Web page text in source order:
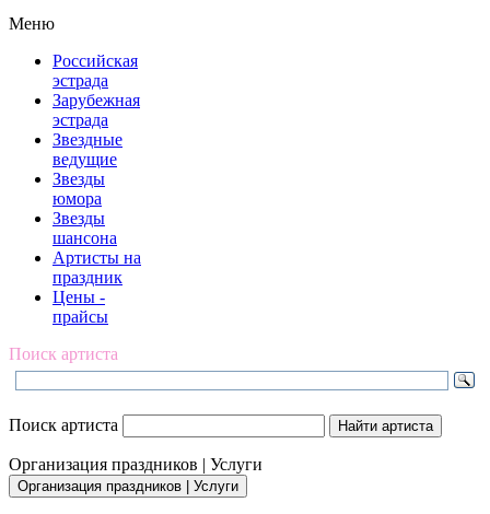
Меню
Российская
эстрада
Зарубежная
эстрада
Звездные
ведущие
Звезды
юмора
Звезды
шансона
Артисты на
праздник
Цены -
прайсы
Поиск артиста
Поиск артиста
Организация праздников | Услуги
Организация праздников | Услуги